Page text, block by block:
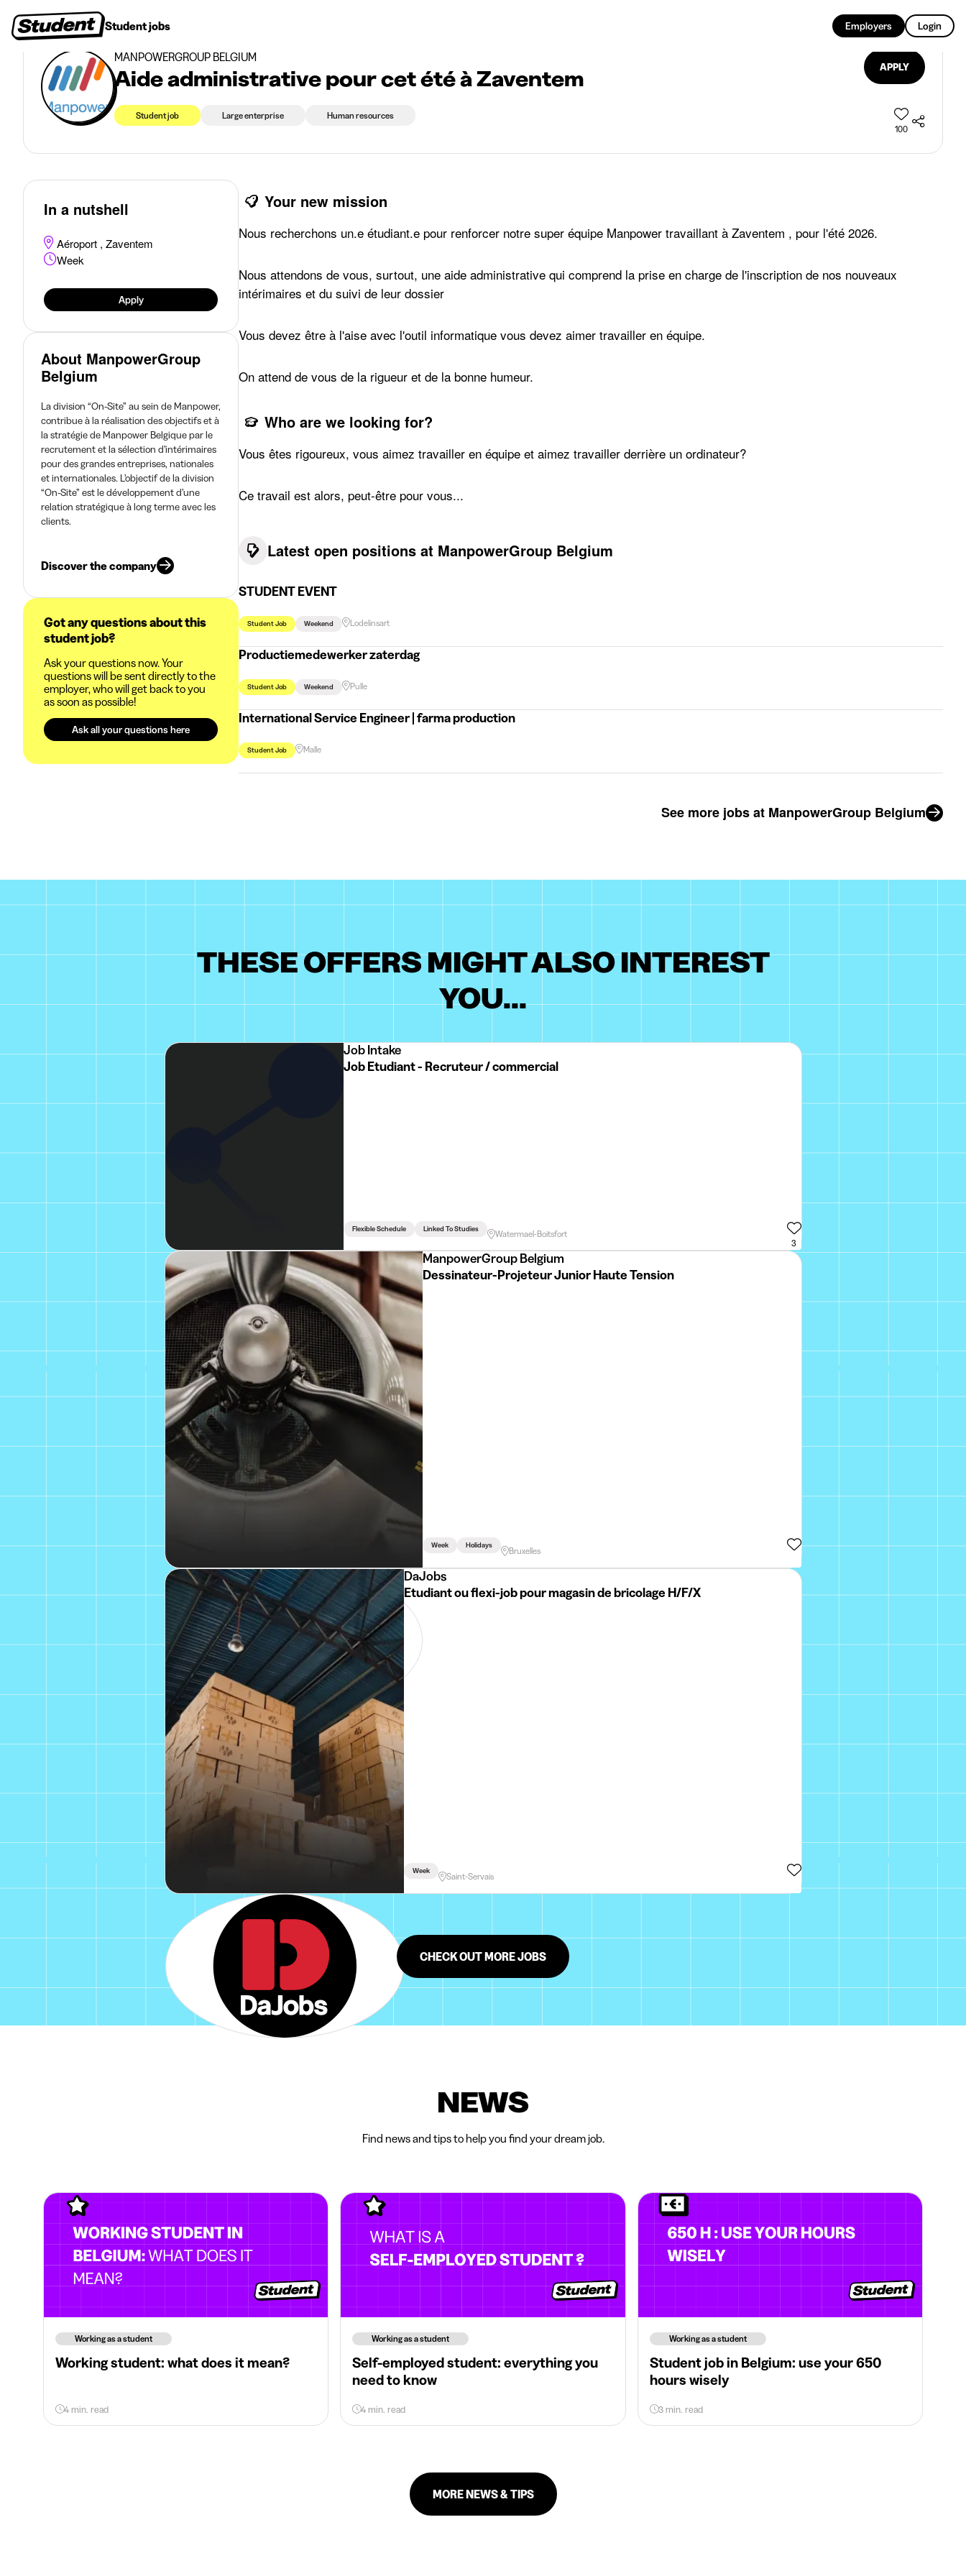
Student jobs Employers Login
Student jobs>Zaventem
MANPOWERGROUP BELGIUM
Aide administrative pour cet été à Zaventem
Student job Large enterprise Human resources
APPLY
100
In a nutshell
Aéroport , Zaventem
Week
Apply
About ManpowerGroup
Belgium
La division “On-Site” au sein de Manpower,
contribue à la réalisation des objectifs et à
la stratégie de Manpower Belgique par le
recrutement et la sélection d’intérimaires
pour des grandes entreprises, nationales
et internationales. L’objectif de la division
“On-Site” est le développement d’une
relation stratégique à long terme avec les
clients.
Discover the company
Got any questions about this
student job?
Ask your questions now. Your
questions will be sent directly to the
employer, who will get back to you
as soon as possible!
Ask all your questions here
Your new mission
Nous recherchons un.e étudiant.e pour renforcer notre super équipe Manpower travaillant à Zaventem , pour l'été 2026.
Nous attendons de vous, surtout, une aide administrative qui comprend la prise en charge de l'inscription de nos nouveaux
intérimaires et du suivi de leur dossier
Vous devez être à l'aise avec l'outil informatique vous devez aimer travailler en équipe.
On attend de vous de la rigueur et de la bonne humeur.
Who are we looking for?
Vous êtes rigoureux, vous aimez travailler en équipe et aimez travailler derrière un ordinateur?
Ce travail est alors, peut-être pour vous...
Latest open positions at ManpowerGroup Belgium
STUDENT EVENT
Student Job Weekend Lodelinsart
Productiemedewerker zaterdag
Student Job Weekend Pulle
International Service Engineer | farma production
Student Job Malle
See more jobs at ManpowerGroup Belgium
THESE OFFERS MIGHT ALSO INTEREST
YOU...
Job Intake
Job Etudiant - Recruteur / commercial
Flexible Schedule Linked To Studies
Watermael-Boitsfort
3
ManpowerGroup Belgium
Dessinateur-Projeteur Junior Haute Tension
Week Holidays
Bruxelles
DaJobs
Etudiant ou flexi-job pour magasin de bricolage H/F/X
Week
Saint-Servais
CHECK OUT MORE JOBS
NEWS
Find news and tips to help you find your dream job.
Working as a student
Working student: what does it mean?
4 min. read
Working as a student
Self-employed student: everything you
need to know
4 min. read
Working as a student
Student job in Belgium: use your 650
hours wisely
3 min. read
MORE NEWS & TIPS